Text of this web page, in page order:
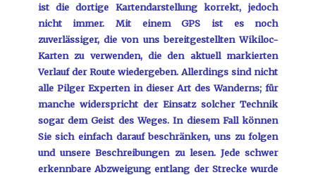
ist die dortige Kartendarstellung korrekt, jedoch
nicht immer. Mit einem GPS ist es noch
zuverlässiger, die von uns bereitgestellten Wikiloc-
Karten zu verwenden, die den aktuell markierten
Verlauf der Route wiedergeben. Allerdings sind nicht
alle Pilger Experten in dieser Art des Wanderns; für
manche widerspricht der Einsatz solcher Technik
sogar dem Geist des Weges. In diesem Fall können
Sie sich einfach darauf beschränken, uns zu folgen
und unsere Beschreibungen zu lesen. Jede schwer
erkennbare Abzweigung entlang der Strecke wurde